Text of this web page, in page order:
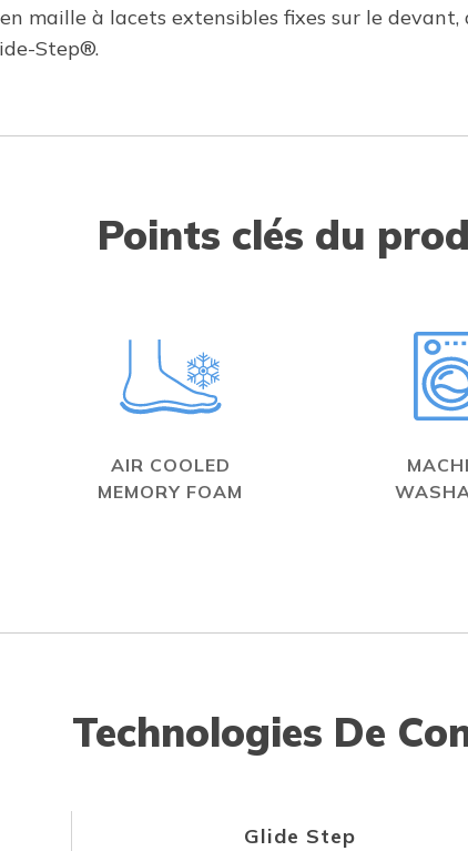
maille à lacets extensibles fixes sur le
Step®.
Points clés du
AIR COOLED
MEMORY FOAM
Technologies De
Glide Step